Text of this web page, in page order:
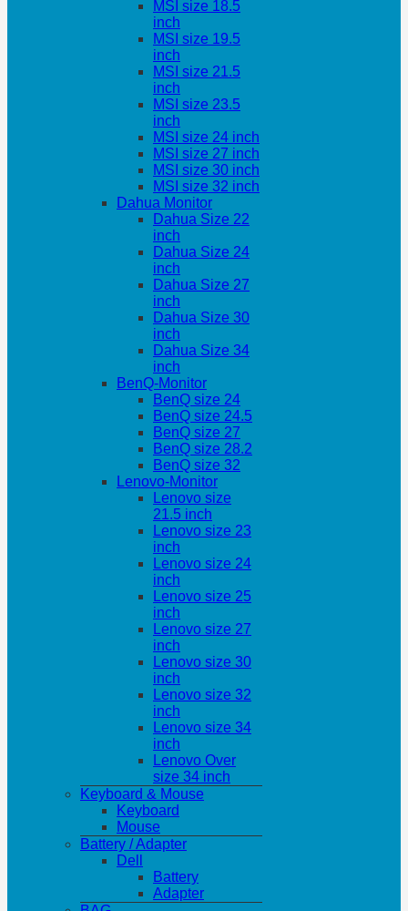
MSI size 18.5
inch
MSI size 19.5
inch
MSI size 21.5
inch
MSI size 23.5
inch
MSI size 24 inch
MSI size 27 inch
MSI size 30 inch
MSI size 32 inch
Dahua Monitor
Dahua Size 22
inch
Dahua Size 24
inch
Dahua Size 27
inch
Dahua Size 30
inch
Dahua Size 34
inch
BenQ-Monitor
BenQ size 24
BenQ size 24.5
BenQ size 27
BenQ size 28.2
BenQ size 32
Lenovo-Monitor
Lenovo size
21.5 inch
Lenovo size 23
inch
Lenovo size 24
inch
Lenovo size 25
inch
Lenovo size 27
inch
Lenovo size 30
inch
Lenovo size 32
inch
Lenovo size 34
inch
Lenovo Over
size 34 inch
Keyboard & Mouse
Keyboard
Mouse
Battery / Adapter
Dell
Battery
Adapter